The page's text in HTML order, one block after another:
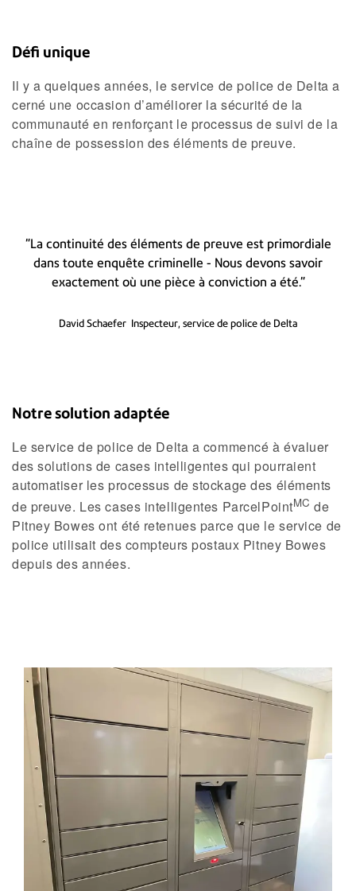
Défi unique
Il y a quelques années, le service de police de Delta a
cerné une occasion d’améliorer la sécurité de la
communauté en renforçant le processus de suivi de la
chaîne de possession des éléments de preuve.
"La continuité des éléments de preuve est primordiale
dans toute enquête criminelle - Nous devons savoir
exactement où une pièce à conviction a été."
David Schaefer Inspecteur, service de police de Delta
Notre solution adaptée
Le service de police de Delta a commencé à évaluer
des solutions de cases intelligentes qui pourraient
automatiser les processus de stockage des éléments
de preuve. Les cases intelligentes ParcelPointMC de
Pitney Bowes ont été retenues parce que le service de
police utilisait des compteurs postaux Pitney Bowes
depuis des années.